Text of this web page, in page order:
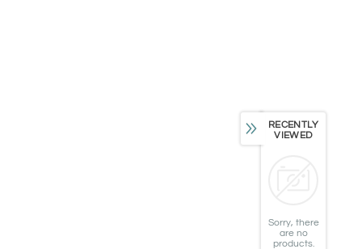
RECENTLY
VIEWED
Sorry, there
are no
products.